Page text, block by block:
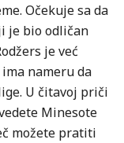
Očekuje sa da
je bio odličan
je već
nameru da
U čitavoj priči
Minesote
možete pratiti